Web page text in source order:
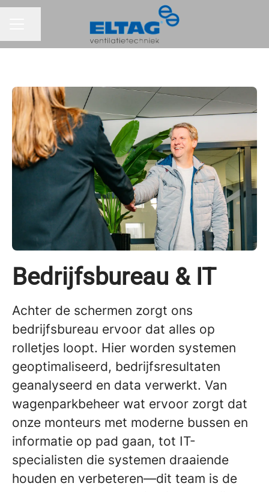
Bedrijfsbureau & IT
Achter de schermen zorgt ons
bedrijfsbureau ervoor dat alles op
rolletjes loopt. Hier worden systemen
geoptimaliseerd, bedrijfsresultaten
geanalyseerd en data verwerkt. Van
wagenparkbeheer wat ervoor zorgt dat
onze monteurs met moderne bussen en
informatie op pad gaan, tot IT-
specialisten die systemen draaiende
houden en verbeteren—dit team is de